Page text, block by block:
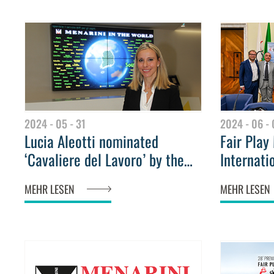
2024 - 05 - 31
Lucia Aleotti nominated
‘Cavaliere del Lavoro’ by the
Republic
MEHR LESEN
2024 - 06 -
Fair
28th
MEHR LESEN